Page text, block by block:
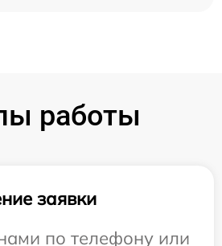
работы
заявки
по телефону или